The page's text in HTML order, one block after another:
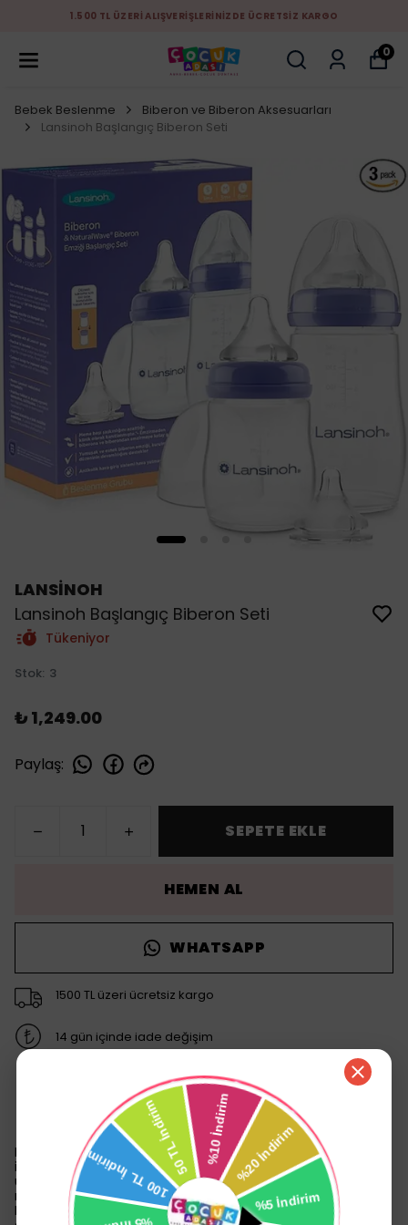
1.500 TL ÜZERİ ALIŞVERİŞLERİNİZDE ÜCRETSİZ KARGO
0
Bebek Beslenme
Biberon ve Biberon Aksesuarları
Lansinoh Başlangıç Biberon Seti
LANSİNOH
Lansinoh Başlangıç Biberon Seti
Tükeniyor
Stok: 3
₺ 1,249.00
Paylaş:
SEPETE EKLE
HEMEN AL
WHATSAPP
1500 TL üzeri ücretsiz kargo
14 gün içinde iade değişim
Ürün Açıklaması
Lansinoh Başlangıç Biberon Seti, bebek beslenme
ihtiyaçlarını karşılamak üzere tasarlanmış, yüksek kaliteli bir
üründür. Bu set, yeni doğan bebeklerin doğal emme
refleksine uygun olarak geliştirilmiş biberonlar içerir.
Biberonların özel tasarımı, anne sütü ile beslenme